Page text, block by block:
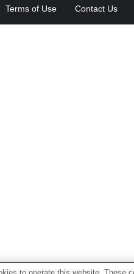
Terms of Use Contact Us